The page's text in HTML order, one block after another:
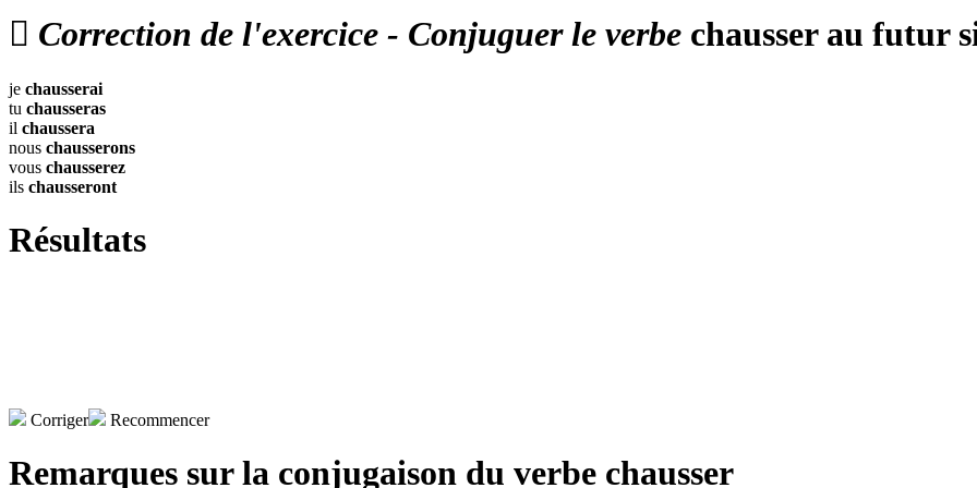
 Correction de l'exercice - Conjuguer le verbe chausser au futur
je chausserai
tu chausseras
il chaussera
nous chausserons
vous chausserez
ils chausseront
Résultats
Corriger Recommencer
Remarques sur la conjugaison du verbe chausser